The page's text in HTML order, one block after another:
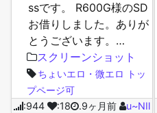
ssです。 R600G様のSD
お借りしました。ありが
とうございます。…
スクリーンショット
ちょいエロ・微エロ
トッ
プページ可
:944
:18 .9ヶ月前 u~NⅡ